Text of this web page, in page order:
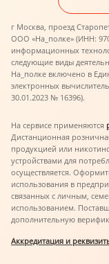
г Москва, проезд
ООО «На_полке» (ИНН:
информационных
следующие виды
На_полке включено в
электронных
30.01.2023 № 16396).
На сервисе применяются
Дистанционная
продукцией или
устройствами для
осуществляется.
использования в
связанных с личным,
использованием.
дополнительную
Аккредитация и